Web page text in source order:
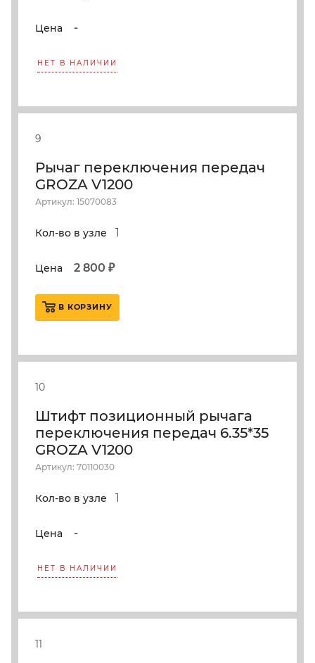
Цена -
НЕТ В НАЛИЧИИ
9
Рычаг переключения передач
GROZA V1200
Артикул: 15070083
Кол-во в узле 1
Цена 2 800 ₽
В КОРЗИНУ
10
Штифт позиционный рычага
переключения передач 6.35*35
GROZA V1200
Артикул: 70110030
Кол-во в узле 1
Цена -
НЕТ В НАЛИЧИИ
11